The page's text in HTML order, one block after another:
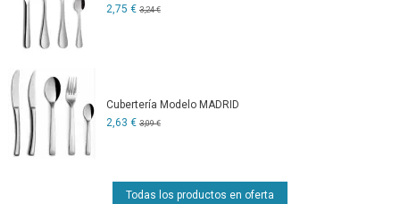
2,75 € 3,24 €
Cubertería Modelo MADRID
2,63 € 3,09 €
Todas los productos en oferta